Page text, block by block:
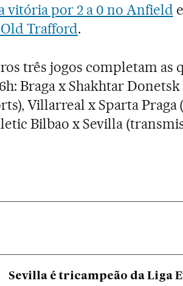
vitória por 2 a 0 no Anfield
Trafford.
três jogos completam as
Braga x Shakhtar
Villarreal x Sparta Praga
Bilbao x Sevilla
Sevilla é tricampeão da Liga